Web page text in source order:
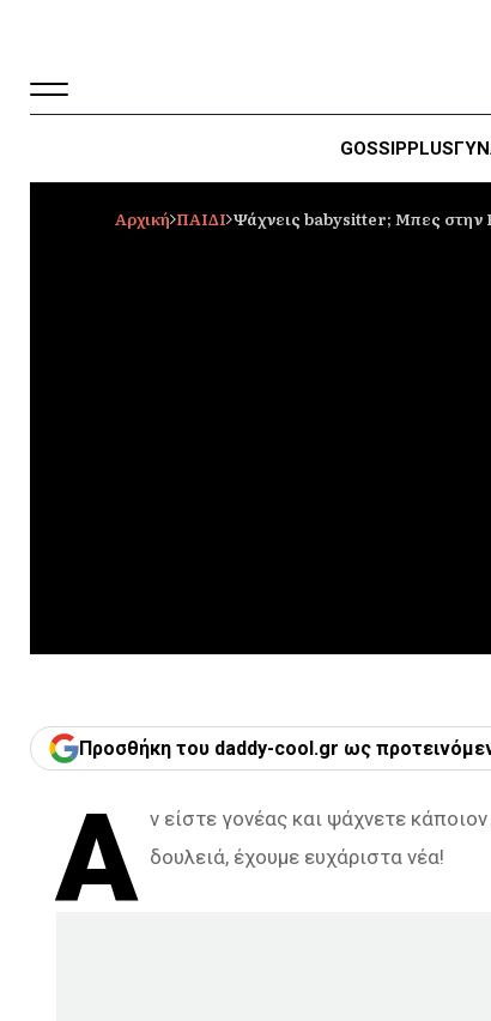
GOSSIPPLUS
Αρχική ΠΑΙΔΙ Ψάχνεις babysitter; Mπες στην
Προσθήκη του daddy-cool.gr ως
Α ν είστε γονέας και ψάχνετε
δουλειά, έχουμε ευχάριστα νέα!